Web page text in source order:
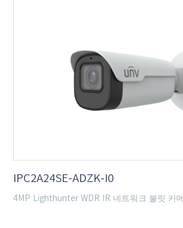
IPC2A24SE-ADZK-I0
4MP Lighthunter WDR IR 네트워크 불릿 카